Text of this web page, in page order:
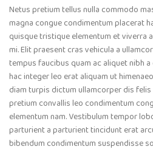
Netus pretium tellus nulla commodo
magna congue condimentum placerat
quisque tristique elementum et viverra
mi. Elit praesent cras vehicula a
tempus faucibus quam ac aliquet nibh
hac integer leo erat aliquam ut
diam turpis dictum ullamcorper dis
pretium convallis leo condimentum
elementum nam. Vestibulum tempor
parturient a parturient tincidunt erat
bibendum condimentum suspendisse